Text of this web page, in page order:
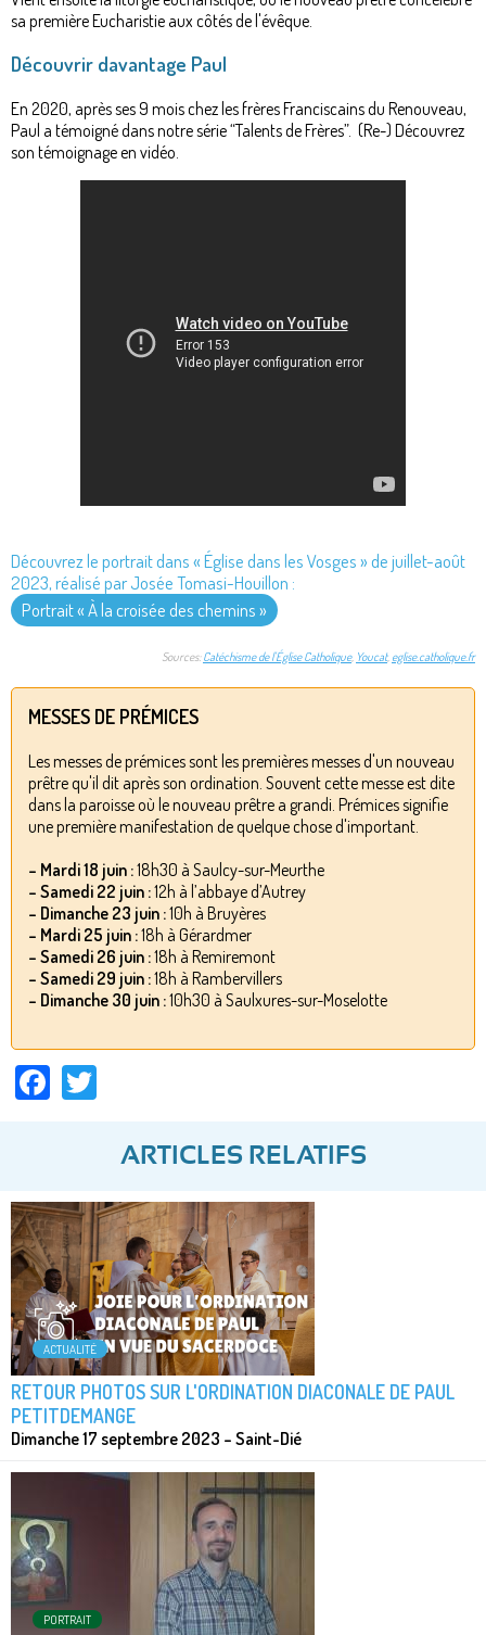
sa première Eucharistie aux côtés de l'évêque.
Découvrir davantage Paul
En 2020, après ses 9 mois chez les frères Franciscains du Renouveau,
Paul a témoigné dans notre série “Talents de Frères”. (Re-) Découvrez
son témoignage en vidéo.
Découvrez le portrait dans « Église dans les Vosges » de juillet-août
2023, réalisé par Josée Tomasi-Houillon :
Portrait « À la croisée des chemins »
Sources:Catéchisme de l'Église Catholique, Youcat, eglise.catholique.fr
MESSES DE PRÉMICES
Les messes de prémices sont les premières messes d'un nouveau
prêtre qu'il dit après son ordination. Souvent cette messe est dite
dans la paroisse où le nouveau prêtre a grandi. Prémices signifie
une première manifestation de quelque chose d'important.
– Mardi 18 juin :18h30 à Saulcy-sur-Meurthe
– Samedi 22 juin :12h à l’abbaye d’Autrey
– Dimanche 23 juin :10h à Bruyères
– Mardi 25 juin :18h à Gérardmer
– Samedi 26 juin :18h à Remiremont
– Samedi 29 juin :18h à Rambervillers
– Dimanche 30 juin :10h30 à Saulxures-sur-Moselotte
Facebook
ARTICLES RELATIFS
ACTUALITÉ
RETOUR PHOTOS SUR L'ORDINATION DIACONALE DE PAUL
PETITDEMANGE
Dimanche 17 septembre 2023 – Saint-Dié
PORTRAIT